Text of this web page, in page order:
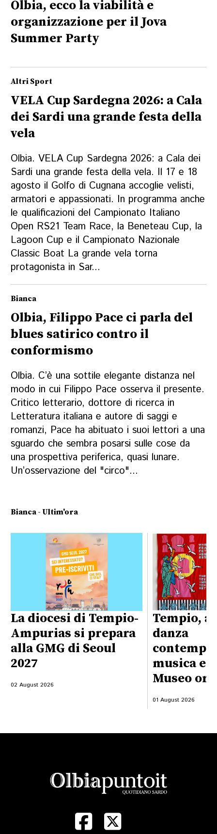
Olbia, ecco la viabilità e
organizzazione per il Jova
Summer Party
Altri Sport
VELA Cup Sardegna 2026: a Cala
dei Sardi una grande festa della
vela
Olbia. VELA Cup Sardegna 2026: a Cala dei
Sardi una grande festa della vela. Il 17 e 18
agosto il Golfo di Cugnana accoglie velisti,
armatori e appassionati. In programma anche
le qualificazioni del Campionato Italiano
Open RS21 Team Race, la Beneteau Cup, la
Lagoon Cup e il Campionato Nazionale
Classic Boat La grande vela torna
protagonista in Sar...
Bianca
Olbia, Filippo Pace ci parla del
blues satirico contro il
conformismo
Olbia. C’è una sottile elegante distanza nel
modo in cui Filippo Pace osserva il presente.
Critico letterario, dottore di ricerca in
Letteratura italiana e autore di saggi e
romanzi, Pace ha abituato i suoi lettori a una
sguardo che sembra posarsi sulle cose da
una prospettiva periferica, quasi lunare.
Un’osservazione del "circo"...
Bianca - Ultim'ora
La diocesi di Tempio-
Ampurias si prepara
alla GMG di Seoul
2027
02 August 2026
Tempio,
danza
musica
Museo
01 August 2026